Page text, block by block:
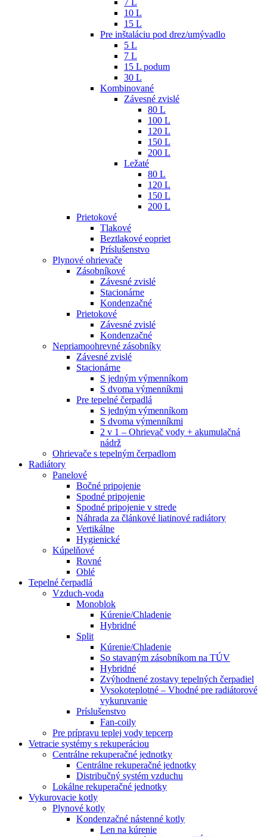
7 L
10 L
15 L
Pre inštaláciu pod drez/umývadlo
5 L
7 L
15 L podum
30 L
Kombinované
Závesné zvislé
80 L
100 L
120 L
150 L
200 L
Ležaté
80 L
120 L
150 L
200 L
Prietokové
Tlakové
Beztlakové eopriet
Príslušenstvo
Plynové ohrievače
Zásobníkové
Závesné zvislé
Stacionárne
Kondenzačné
Prietokové
Závesné zvislé
Kondenzačné
Nepriamoohrevné zásobníky
Závesné zvislé
Stacionárne
S jedným výmenníkom
S dvoma výmenníkmi
Pre tepelné čerpadlá
S jedným výmenníkom
S dvoma výmenníkmi
2 v 1 – Ohrievač vody + akumulačná
nádrž
Ohrievače s tepelným čerpadlom
Radiátory
Panelové
Bočné pripojenie
Spodné pripojenie
Spodné pripojenie v strede
Náhrada za článkové liatinové radiátory
Vertikálne
Hygienické
Kúpelňové
Rovné
Oblé
Tepelné čerpadlá
Vzduch-voda
Monoblok
Kúrenie/Chladenie
Hybridné
Split
Kúrenie/Chladenie
So stavaným zásobníkom na TÚV
Hybridné
Zvýhodnené zostavy tepelných čerpadiel
Vysokoteplotné – Vhodné pre radiátorové
vykuruvanie
Príslušenstvo
Fan-coily
Pre prípravu teplej vody tepcerp
Vetracie systémy s rekuperáciou
Centrálne rekuperačné jednotky
Centrálne rekuperačné jednotky
Distribučný systém vzduchu
Lokálne rekuperačné jednotky
Vykurovacie kotly
Plynové kotly
Kondenzačné nástenné kotly
Len na kúrenie